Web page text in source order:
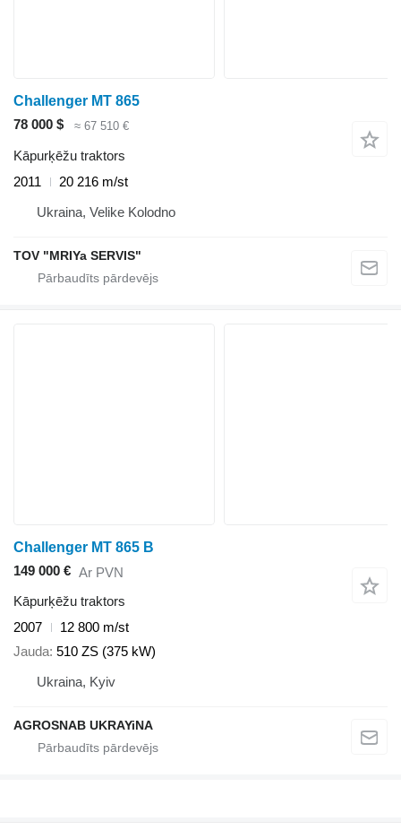
Challenger MT 865
78 000 $
≈ 67 510 €
Kāpurķēžu traktors
2011
20 216 m/st
Ukraina, Velike Kolodno
TOV "MRIYa SERVIS"
Challenger MT 865 B
149 000 € Ar PVN
Kāpurķēžu traktors
2007
12 800 m/st
Jauda 510 ZS (375 kW)
Ukraina, Kyiv
AGROSNAB UKRAYiNA